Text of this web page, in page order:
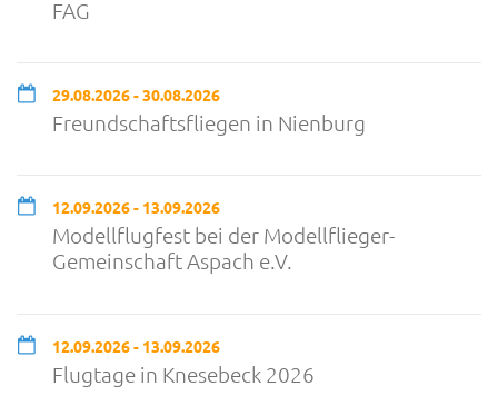
FAG
29.08.2026 - 30.08.2026
Freundschaftsfliegen in Nienburg
12.09.2026 - 13.09.2026
Modellflugfest bei der Modellflieger-
Gemeinschaft Aspach e.V.
12.09.2026 - 13.09.2026
Flugtage in Knesebeck 2026